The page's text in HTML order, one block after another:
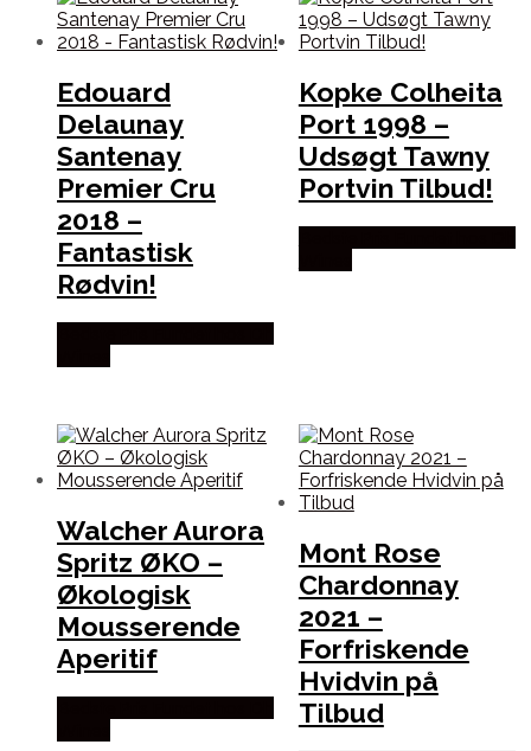
Edouard
Delaunay
Santenay
Premier Cru
2018 –
Fantastisk
Rødvin!
Kopke Colheita
Port 1998 –
Udsøgt Tawny
Portvin Tilbud!
Walcher Aurora
Spritz ØKO –
Økologisk
Mousserende
Aperitif
Mont Rose
Chardonnay
2021 –
Forfriskende
Hvidvin på
Tilbud